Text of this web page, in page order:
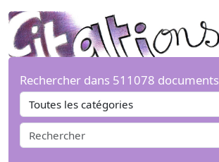
Rechercher dans 511078 documents